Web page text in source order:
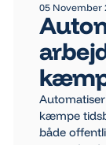
05 November
kæmpe
både